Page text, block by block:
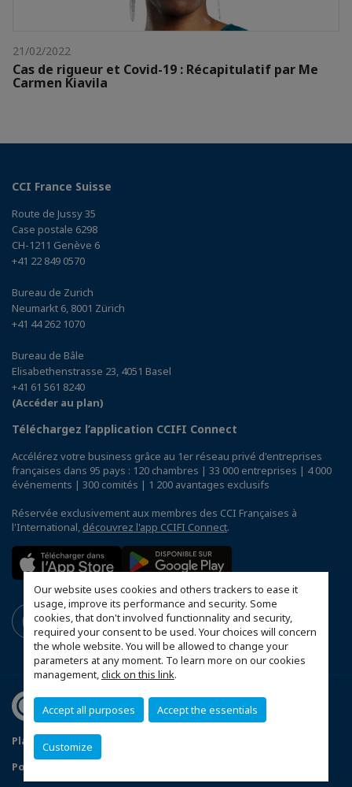
Our website uses cookies and others trackers to ease it
usage, improve its performance and security. Some
cookies, that don't involved functionnality and security,
required your consent to be used. Your choices will concern
the whole website. You will be allowed to change your
parameters at any moment. To learn more on our cookies
management,click on this link.
Accept all purposes Accept the essentials
Customize
21/02/2022
Cas de rigueur et Covid-19 : Récapitulatif par Me
Carmen Kiavila
CCI France Suisse
Route de Jussy 35
Case postale 6298
CH-1211 Genève 6
+41 22 849 0570
Bureau de Zurich
Neumarkt 6, 8001 Zürich
+41 44 262 1070
Bureau de Bâle
Elisabethenstrasse 23, 4051 Basel
+41 61 561 8240
(Accéder au plan)
Téléchargez l’application CCIFI Connect
Accélérez votre business grâce au 1er réseau privé d'entreprises
françaises dans 95 pays : 120 chambres | 33 000 entreprises | 4 000
événements | 300 comités | 1 200 avantages exclusifs
Réservée exclusivement aux membres des CCI Françaises à
l'International, découvrez l'app CCIFI Connect.
Plan d'accès Genève
Politique de confidentialité